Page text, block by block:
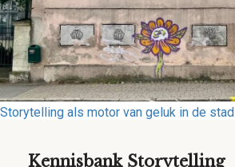
Storytelling als motor van geluk in de stad
Kennisbank Storytelling